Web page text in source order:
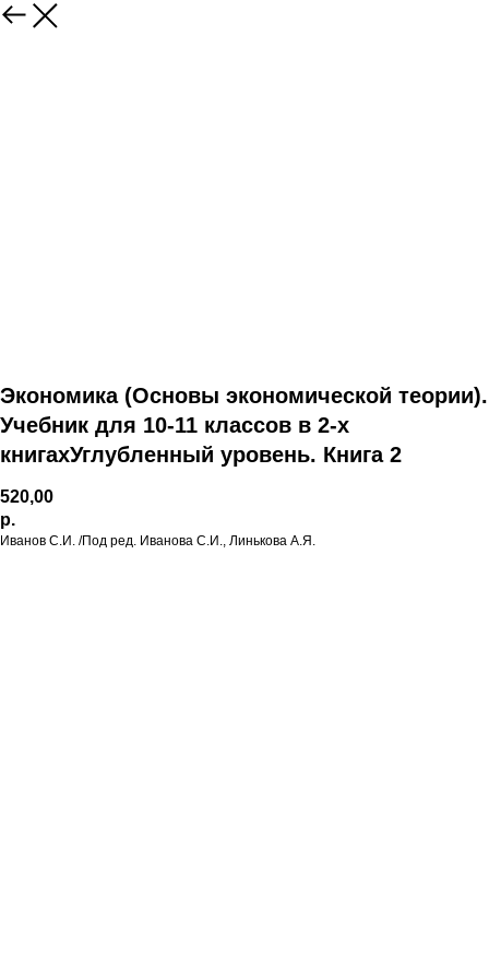
Экономика (Основы экономической теории).
Учебник для 10-11 классов в 2-х
книгахУглубленный уровень. Книга 2
520,00
р.
Иванов С.И. /Под ред. Иванова С.И., Линькова А.Я.